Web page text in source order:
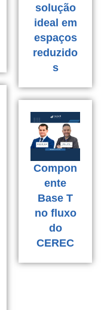
solução
ideal em
espaços
reduzido
s
Compon
ente
Base T
no fluxo
do
CEREC